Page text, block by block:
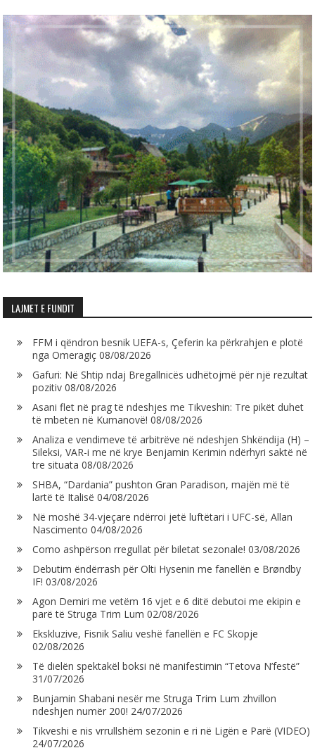
LAJMET E FUNDIT
FFM i qëndron besnik UEFA-s, Çeferin ka përkrahjen e plotë
nga Omeragiç 08/08/2026
Gafuri: Në Shtip ndaj Bregallnicës udhëtojmë për një rezultat
pozitiv 08/08/2026
Asani flet në prag të ndeshjes me Tikveshin: Tre pikët duhet
të mbeten në Kumanovë! 08/08/2026
Analiza e vendimeve të arbitrëve në ndeshjen Shkëndija (H) –
Sileksi, VAR-i me në krye Benjamin Kerimin ndërhyri saktë në
tre situata 08/08/2026
SHBA, “Dardania” pushton Gran Paradison, majën më të
lartë të Italisë 04/08/2026
Në moshë 34-vjeçare ndërroi jetë luftëtari i UFC-së, Allan
Nascimento 04/08/2026
Como ashpërson rregullat për biletat sezonale! 03/08/2026
Debutim ëndërrash për Olti Hysenin me fanellën e Brøndby
IF! 03/08/2026
Agon Demiri me vetëm 16 vjet e 6 ditë debutoi me ekipin e
parë të Struga Trim Lum 02/08/2026
Ekskluzive, Fisnik Saliu veshë fanellën e FC Skopje
02/08/2026
Të dielën spektakël boksi në manifestimin “Tetova N’festë”
31/07/2026
Bunjamin Shabani nesër me Struga Trim Lum zhvillon
ndeshjen numër 200! 24/07/2026
Tikveshi e nis vrrullshëm sezonin e ri në Ligën e Parë (VIDEO)
24/07/2026